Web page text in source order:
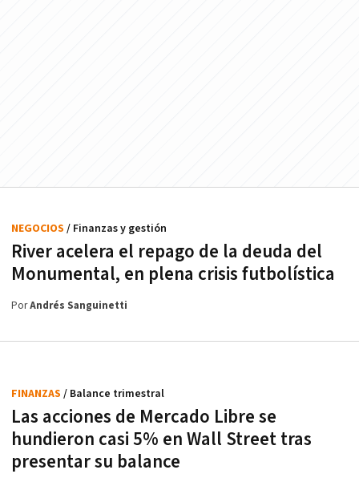
River acelera el repago de la deuda del
Monumental, en plena crisis futbolística
NEGOCIOS / Finanzas y gestión
PorAndrés Sanguinetti
Las acciones de Mercado Libre se
hundieron casi 5% en Wall Street tras
presentar su balance
FINANZAS / Balance trimestral